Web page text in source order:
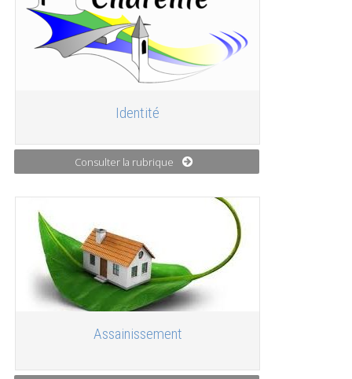
Identité
Consulter la rubrique
Assainissement